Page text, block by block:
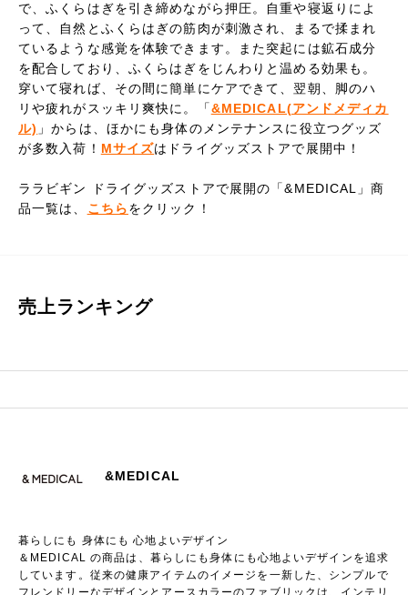
で、ふくらはぎを引き締めながら押圧。自重や寝返りによ
って、自然とふくらはぎの筋肉が刺激され、まるで揉まれ
ているような感覚を体験できます。また突起には鉱石成分
を配合しており、ふくらはぎをじんわりと温める効果も。
穿いて寝れば、その間に簡単にケアできて、翌朝、脚のハ
リや疲れがスッキリ爽快に。「&MEDICAL(アンドメディカ
ル) 」からは、ほかにも身体のメンテナンスに役立つグッズ
が多数入荷！ Mサイズはドライグッズストアで展開中！
ララビギン ドライグッズストアで展開の「&MEDICAL」商
品一覧は、 こちらをクリック！
売上ランキング
&MEDICAL
暮らしにも ⾝体にも ⼼地よいデザイン
＆MEDICAL の商品は、暮らしにも⾝体にも⼼地よいデザインを追求
しています。従来の健康アイテムのイメージを⼀新した、シンプルで
フレンドリーなデザインとアースカラーのファブリックは、インテリ